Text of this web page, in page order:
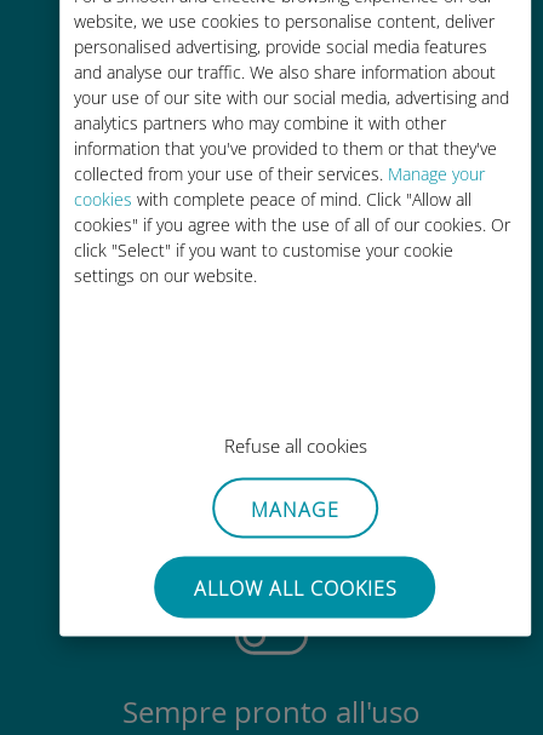
website, we use cookies to personalise content, deliver
personalised advertising, provide social media features
and analyse our traffic. We also share information about
your use of our site with our social media, advertising and
analytics partners who may combine it with other
information that you've provided to them or that they've
collected from your use of their services. Manage your
cookies with complete peace of mind. Click "Allow all
cookies" if you agree with the use of all of our cookies. Or
click "Select" if you want to customise your cookie
settings on our website.
Refuse all cookies
MANAGE
ALLOW ALL COOKIES
Fino al 90% in meno rispetto alle
tariffe di roaming con il vostro
operatore attuale
Ricarica facile
Ovunque tramite l'app Ubigi, anche
Senza sforzo
Non è necessario rimuovere la
scheda SIM esistente
Sempre pronto all'uso